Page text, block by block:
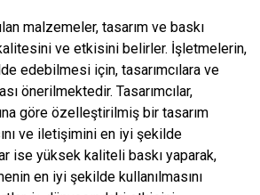
malzemeler, tasarım ve baskı
ve etkisini belirler. İşletmelerin,
edebilmesi için, tasarımcılara ve
önerilmektedir. Tasarımcılar,
göre özelleştirilmiş bir tasarım
ve iletişimini en iyi şekilde
ise yüksek kaliteli baskı yaparak,
en iyi şekilde kullanılmasını